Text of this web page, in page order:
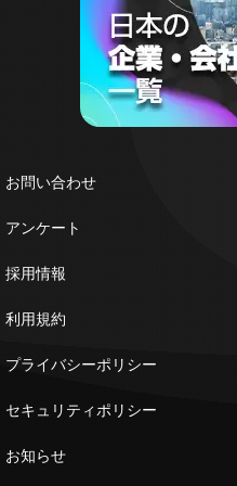
お問い合わせ
アンケート
採用情報
利用規約
プライバシーポリシー
セキュリティポリシー
お知らせ